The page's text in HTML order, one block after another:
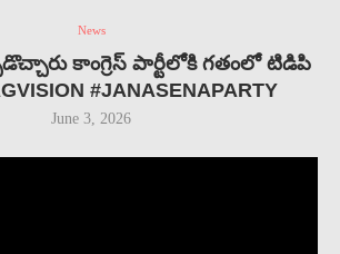
News
కాంగ్రెస్ పార్టీలోకి గతంలో టిడిపి
#JANASENAPARTY
June 3, 2026